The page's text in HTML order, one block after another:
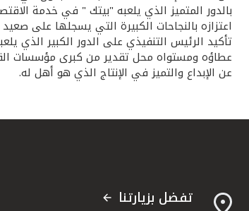
بالدور المتميز الذي يلعبه "بيتك " في خدمة
اعتزازه بالنجاحات الكبيرة التي يسجلها على
تأكيد الرئيس التنفيذي على الدور الكبير الذي
عطاؤه ومستواه محل تقدير من كبرى مؤسسات
عن الإبداع والتميز في الإنتاج الذي هو أهل له.
تفضل بزيارتنا